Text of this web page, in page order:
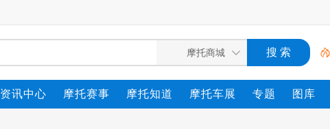
资讯中心 摩托赛事 摩托知道 摩托车展 专题 图库